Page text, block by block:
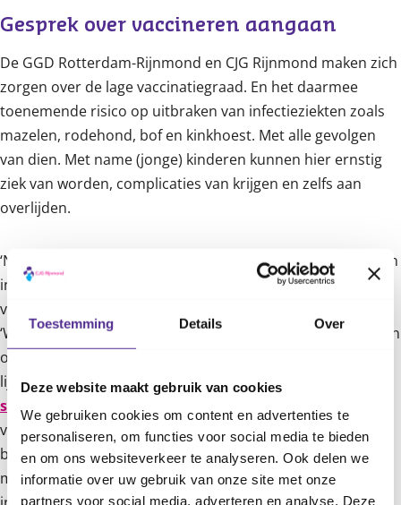
Toestemming Details Over
Deze website maakt gebruik van cookies
We gebruiken cookies om content en advertenties te
personaliseren, om functies voor social media te bieden
en om ons websiteverkeer te analyseren. Ook delen we
informatie over uw gebruik van onze site met onze
partners voor social media, adverteren en analyse. Deze
Gesprek over vaccineren aangaan
De GGD Rotterdam-Rijnmond en CJG Rijnmond maken zich
zorgen over de lage vaccinatiegraad. En het daarmee
toenemende risico op uitbraken van infectieziekten zoals
mazelen, rodehond, bof en kinkhoest. Met alle gevolgen
van dien. Met name (jonge) kinderen kunnen hier ernstig
ziek van worden, complicaties van krijgen en zelfs aan
overlijden.
‘Naast het geven van voorlichting over gezonde keuzes aan
inwoners in de wijken hoort ook het gesprek over
vaccineren,’ zegt Cynthia Piqué, bestuurder CJG Rijnmond.
‘We gaan daarom onverminderd door met uitleg geven aan
ouders over vaccinaties. Nu de vaccinatiegraden verder
lijken te dalen, moeten we de kansen uit het
sociaalwetenschappelijk onderzoek van het RIVM
vaccineren optimaal benutten. Door de voorlichting uit te
breiden en verder toegankelijk te maken en de
mogelijkheid tot vaccineren te blijven vergroten. Laten we